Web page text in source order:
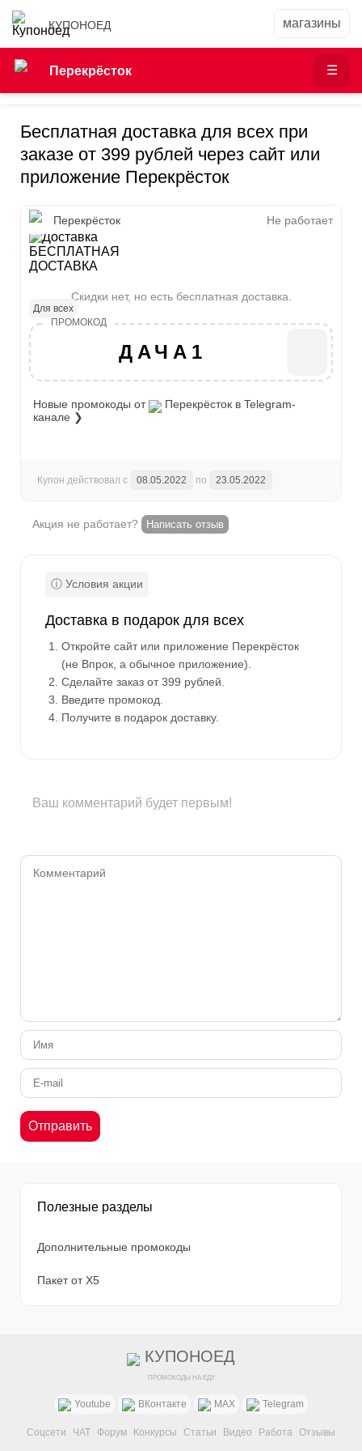
КУПОНОЕД
Перекрёсток
Бесплатная доставка для всех при
заказе от 399 рублей через сайт или
приложение Перекрёсток
БЕСПЛАТНАЯ
ДОСТАВКА
Перекрёсток Не работает
Скидки нет, но есть бесплатная доставка.
ДАЧА1
Новые промокоды от Перекрёсток в Telegram-
канале ❯
Для всех
Купон действовал с 08.05.2022 по 23.05.2022
Акция не работает? Написать отзыв
Доставка в подарок для всех
Откройте сайт или приложение Перекрёсток
(не Впрок, а обычное приложение).
Сделайте заказ от 399 рублей.
Введите промокод.
Получите в подарок доставку.
Ваш комментарий будет первым!
Полезные разделы
Дополнительные промокоды
Пакет от X5
КУПОНОЕД
ПРОМОКОДЫ НА ЕДУ
Youtube ВКонтакте MAX Telegram
Соцсети ЧАТ Форум Конкурсы Статьи Видео Работа Отзывы